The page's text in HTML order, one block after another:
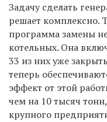
Задачу сделать
решает комплексно.
программа замены
котельных. Она
33 из них уже
теперь
эффект от этой
чем на 10 тысяч
крупного